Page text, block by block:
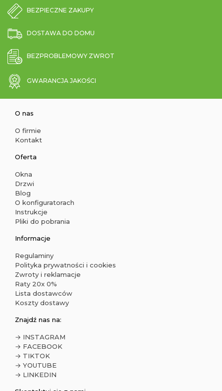
BEZPIECZNE ZAKUPY
DOSTAWA DO DOMU
BEZPROBLEMOWY ZWROT
GWARANCJA JAKOŚCI
O nas
O firmie
Kontakt
Oferta
Okna
Drzwi
Blog
O konfiguratorach
Instrukcje
Pliki do pobrania
Informacje
Regulaminy
Polityka prywatności i cookies
Zwroty i reklamacje
Raty 20x 0%
Lista dostawców
Koszty dostawy
Znajdź nas na:
→ INSTAGRAM
→ FACEBOOK
→ TIKTOK
→ YOUTUBE
→ LINKEDIN